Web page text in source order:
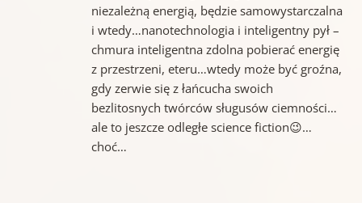
niezależną energią, będzie samowystarczalna
i wtedy…nanotechnologia i inteligentny pył –
chmura inteligentna zdolna pobierać energię
z przestrzeni, eteru…wtedy może być groźna,
gdy zerwie się z łańcucha swoich
bezlitosnych twórców sługusów ciemności…
ale to jeszcze odległe science fiction😉…
choć…